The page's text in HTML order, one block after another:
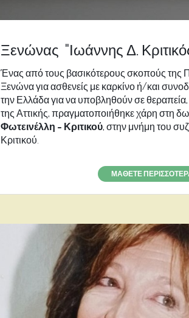
Ξενώνας "Ιωάννης Δ.
Ένας από τους βασικότερους σκοπούς της
Ξενώνα για ασθενείς με καρκίνο ή/και
την Ελλάδα για να υποβληθούν σε
της Αττικής, πραγματοποιήθηκε χάρη στη
Φωτεινέλλη – Κριτικού, στην μνήμη του
Κριτικού.
ΜΑΘΕΤΕ